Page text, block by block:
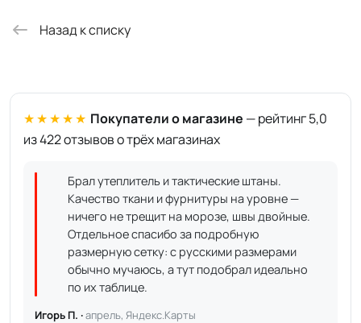
Назад к списку
★★★★★ Покупатели о магазине — рейтинг 5,0
из 422 отзывов о трёх магазинах
Брал утеплитель и тактические штаны.
Качество ткани и фурнитуры на уровне —
ничего не трещит на морозе, швы двойные.
Отдельное спасибо за подробную
размерную сетку: с русскими размерами
обычно мучаюсь, а тут подобрал идеально
по их таблице.
Игорь П. ·апрель, Яндекс.Карты